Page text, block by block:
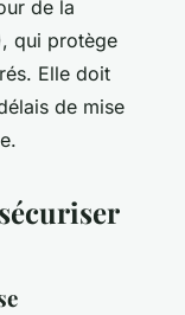
de la
qui protège
Elle doit
de mise